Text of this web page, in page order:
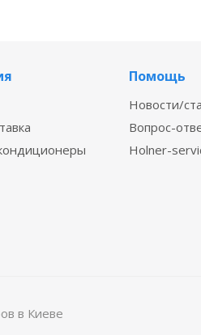
Помощь
Новости/
Вопрос-
Holner-
в Киеве